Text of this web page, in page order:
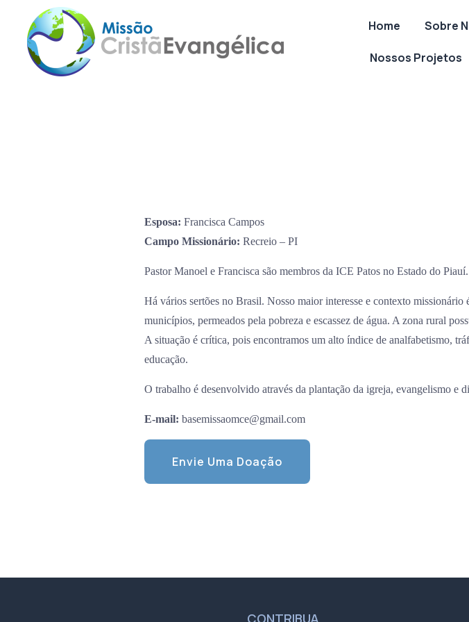
Home Sobre
Nossos Projetos
Esposa:Francisca Campos
Campo Missionário: Recreio – PI
Pastor Manoel e Francisca são membros da ICE Patos no Estado do Piauí.
Há vários sertões no Brasil. Nosso maior interesse e contexto
municípios, permeados pela pobreza e escassez de água. A zona rural
A situação é crítica, pois encontramos um alto índice de analfabetismo,
educação.
O trabalho é desenvolvido através da plantação da igreja, evangelismo e
E-mail: basemissaomce@gmail.com
Envie Uma Doação
CONTRIBUA